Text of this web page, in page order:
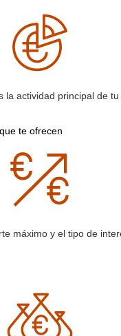
la actividad principal de
te ofrecen
máximo y el tipo de